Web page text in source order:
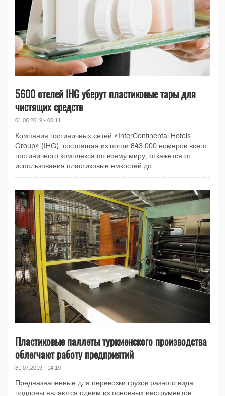
5600 отелей IHG уберут пластиковые тары для
чистящих средств
01.08.2019 - 00:11
Компания гостиничных сетей «InterContinental Hotels
Group» (IHG), состоящая из почти 843 000 номеров всего
гостиничного комплекса по всему миру, откажется от
использования пластиковые емкостей до...
Пластиковые паллеты туркменского производства
облегчают работу предприятий
31.07.2019 - 14:19
Предназначенные для перевозки грузов разного вида
поддоны являются одним из основных инструментов